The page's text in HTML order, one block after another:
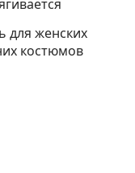
для женских
костюмов